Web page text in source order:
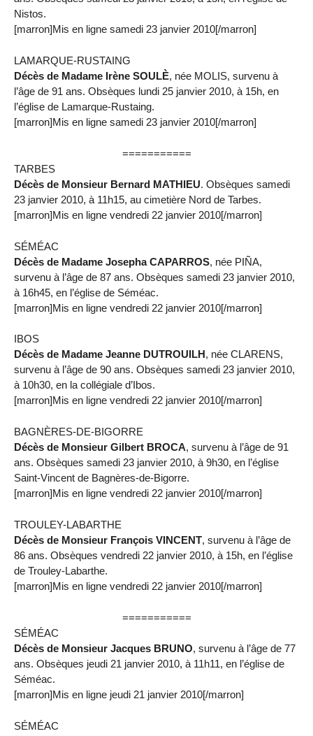
Nistos.
[marron]Mis en ligne samedi 23 janvier 2010[/marron]
LAMARQUE-RUSTAING
Décès de Madame Irène SOULÈ, née MOLIS, survenu à
l’âge de 91 ans. Obsèques lundi 25 janvier 2010, à 15h, en
l’église de Lamarque-Rustaing.
[marron]Mis en ligne samedi 23 janvier 2010[/marron]
===========
TARBES
Décès de Monsieur Bernard MATHIEU. Obsèques samedi
23 janvier 2010, à 11h15, au cimetière Nord de Tarbes.
[marron]Mis en ligne vendredi 22 janvier 2010[/marron]
SÉMÉAC
Décès de Madame Josepha CAPARROS, née PIÑA,
survenu à l’âge de 87 ans. Obsèques samedi 23 janvier 2010,
à 16h45, en l’église de Séméac.
[marron]Mis en ligne vendredi 22 janvier 2010[/marron]
IBOS
Décès de Madame Jeanne DUTROUILH, née CLARENS,
survenu à l’âge de 90 ans. Obsèques samedi 23 janvier 2010,
à 10h30, en la collégiale d’Ibos.
[marron]Mis en ligne vendredi 22 janvier 2010[/marron]
BAGNÈRES-DE-BIGORRE
Décès de Monsieur Gilbert BROCA, survenu à l’âge de 91
ans. Obsèques samedi 23 janvier 2010, à 9h30, en l’église
Saint-Vincent de Bagnères-de-Bigorre.
[marron]Mis en ligne vendredi 22 janvier 2010[/marron]
TROULEY-LABARTHE
Décès de Monsieur François VINCENT, survenu à l’âge de
86 ans. Obsèques vendredi 22 janvier 2010, à 15h, en l’église
de Trouley-Labarthe.
[marron]Mis en ligne vendredi 22 janvier 2010[/marron]
===========
SÉMÉAC
Décès de Monsieur Jacques BRUNO, survenu à l’âge de 77
ans. Obsèques jeudi 21 janvier 2010, à 11h11, en l’église de
Séméac.
[marron]Mis en ligne jeudi 21 janvier 2010[/marron]
SÉMÉAC